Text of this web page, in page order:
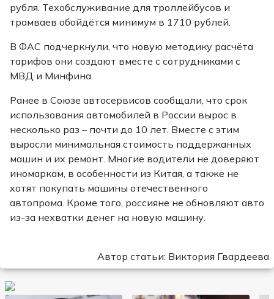
рубля. Техобслуживание для троллейбусов и
трамваев обойдётся минимум в 1710 рублей.
В ФАС подчеркнули, что новую методику расчёта
тарифов они создают вместе с сотрудниками с
МВД и Минфина.
Ранее в Союзе автосервисов сообщали, что срок
использования автомобилей в России вырос в
несколько раз – почти до 10 лет. Вместе с этим
выросли минимальная стоимость поддержанных
машин и их ремонт. Многие водители не доверяют
иномаркам, в особенности из Китая, а также не
хотят покупать машины отечественного
автопрома. Кроме того, россияне не обновляют авто
из-за нехватки денег на новую машину.
Автор статьи: Виктория Гвардеева